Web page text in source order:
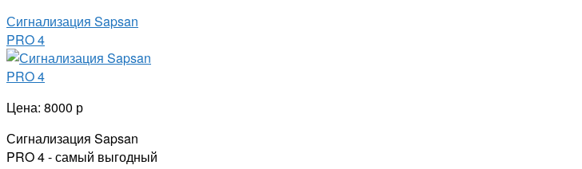
Сигнализация Sapsan
PRO 4
Цена: 8000 р
Сигнализация Sapsan
PRO 4 - самый выгодный